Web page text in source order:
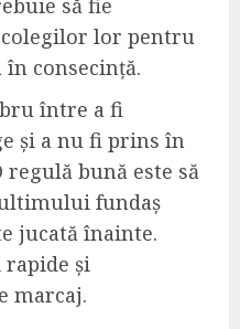
lor pentru
consecință.
între a fi
și a nu fi prins în
regulă bună este să
fundaș
jucată înainte.
și
marcaj.